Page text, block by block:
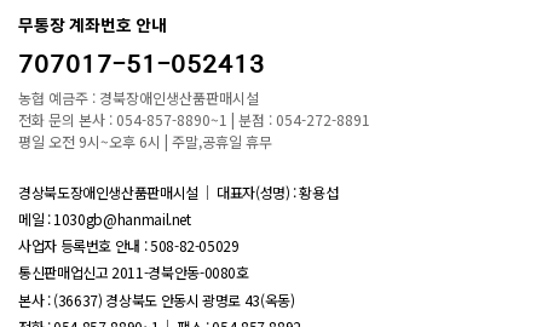
무통장 계좌번호 안내
707017-51-052413
농협 예금주 : 경북장애인생산품판매시설
전화 문의 본사 : 054-857-8890~1 | 분점 : 054-272-8891
평일 오전 9시~오후 6시 | 주말,공휴일 휴무
경상북도장애인생산품판매시설
대표자(성명) : 황용섭
메일 : 1030gb@hanmail.net
사업자 등록번호 안내 :508-82-05029
통신판매업신고 2011-경북안동-0080호
본사 : (36637) 경상북도 안동시 광명로 43(옥동)